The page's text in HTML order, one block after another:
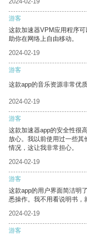
游客
这款加速器VPM应用程序
助你在网络上自由移动。
2024-02-19
游客
这款app的音乐资源非常优
2024-02-19
游客
这款加速器app的安全性很
放心。我以前使用过一些其
情况，这让我非常担心。
2024-02-19
游客
这款app的用户界面简洁明
悉操作。我不用看说明书，
2024-02-19
游客